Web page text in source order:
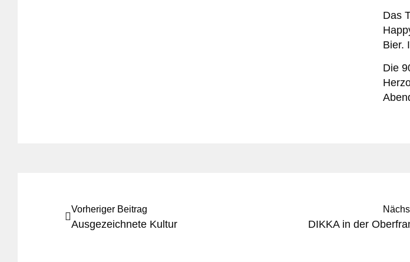
Das
Bier.
Die
Vorheriger Beitrag
Ausgezeichnete Kultur DIKKA in der